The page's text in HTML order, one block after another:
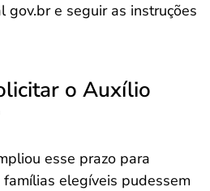
gov.br e seguir as instruções
o Auxílio
esse prazo para
elegíveis pudessem